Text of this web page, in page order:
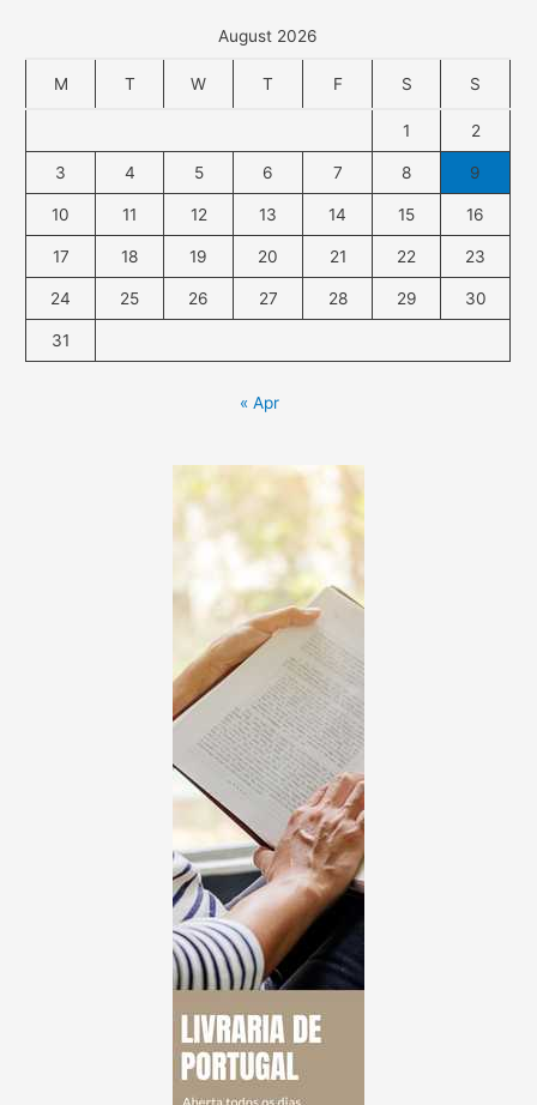
August 2026
M T W T F S S
1 2
3 4 5 6 7 8 9
10 11 12 13 14 15 16
17 18 19 20 21 22 23
24 25 26 27 28 29 30
31
« Apr